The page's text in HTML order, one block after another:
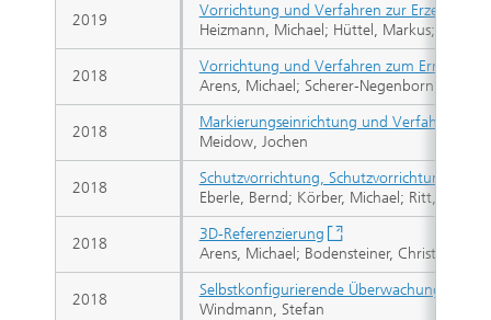
Vorrichtung und Verfahren zur Erzeugung
Heizmann, Michael; Hüttel, Markus; Längle,
Vorrichtung und Verfahren zum Ermitteln
Arens, Michael; Scherer-Negenborn,
Markierungseinrichtung und Verfahren zur
Meidow, Jochen
Schutzvorrichtung, Schutzvorrichtung und
Eberle, Bernd; Körber, Michael; Ritt,
3D-Referenzierung
Arens, Michael; Bodensteiner, Christoph
Selbstkonfigurierende
Windmann, Stefan
2019
2018
2018
2018
2018
2018